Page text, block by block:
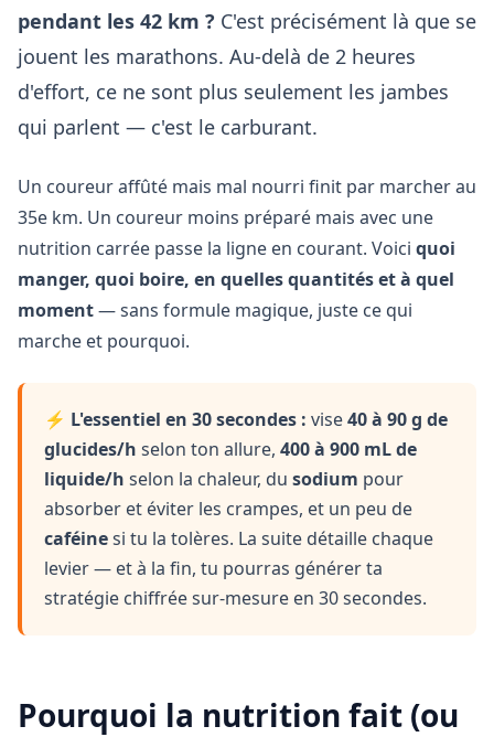
pendant les 42 km ? C'est précisément là que se
jouent les marathons. Au-delà de 2 heures
d'effort, ce ne sont plus seulement les jambes
qui parlent — c'est le carburant.
Un coureur affûté mais mal nourri finit par marcher au
35e km. Un coureur moins préparé mais avec une
nutrition carrée passe la ligne en courant. Voici quoi
manger, quoi boire, en quelles quantités et à quel
moment— sans formule magique, juste ce qui
marche et pourquoi.
⚡ L'essentiel en 30 secondes : vise40 à 90 g de
glucides/h selon ton allure, 400 à 900 mL de
liquide/h selon la chaleur, du sodium pour
absorber et éviter les crampes, et un peu de
caféinesi tu la tolères. La suite détaille chaque
levier — et à la fin, tu pourras générer ta
stratégie chiffrée sur-mesure en 30 secondes.
Pourquoi la nutrition fait (ou